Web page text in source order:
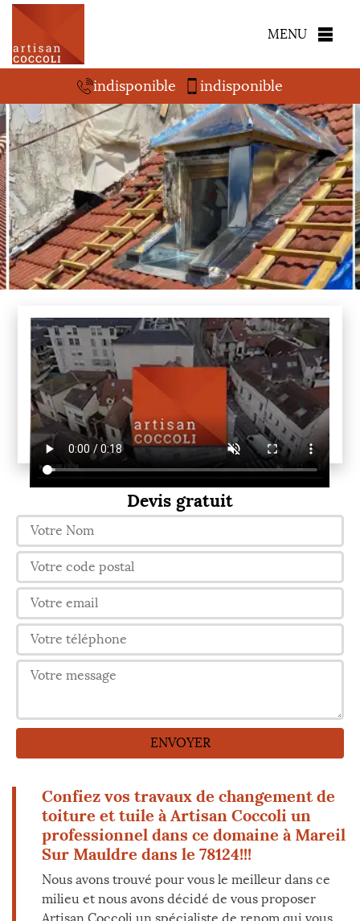
MENU
indisponible indisponible
Devis gratuit
Confiez vos travaux de changement de
toiture et tuile à Artisan Coccoli un
professionnel dans ce domaine à Mareil
Sur Mauldre dans le 78124!!!
Nous avons trouvé pour vous le meilleur dans ce
milieu et nous avons décidé de vous proposer